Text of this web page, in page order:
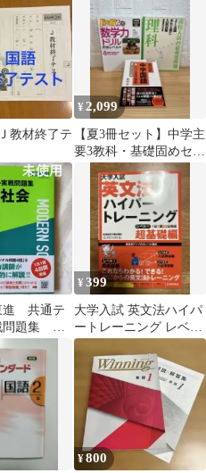
問題集
教材終了テ
¥ 2,099
【夏3冊セット】中学主
要3教科・基礎固めセッ
ト（数学・理科・国
語）
共通テ
題集 現
語 対策
高校
¥399
大学入試 英文法ハイパ
ートレーニング レベル
1 超基礎編
¥800